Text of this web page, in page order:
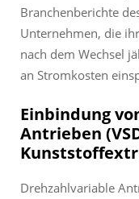
Branchenberichte
Unternehmen, die
nach dem Wechsel
an Stromkosten
Einbindung
Antrieben
Drehzahlvariable